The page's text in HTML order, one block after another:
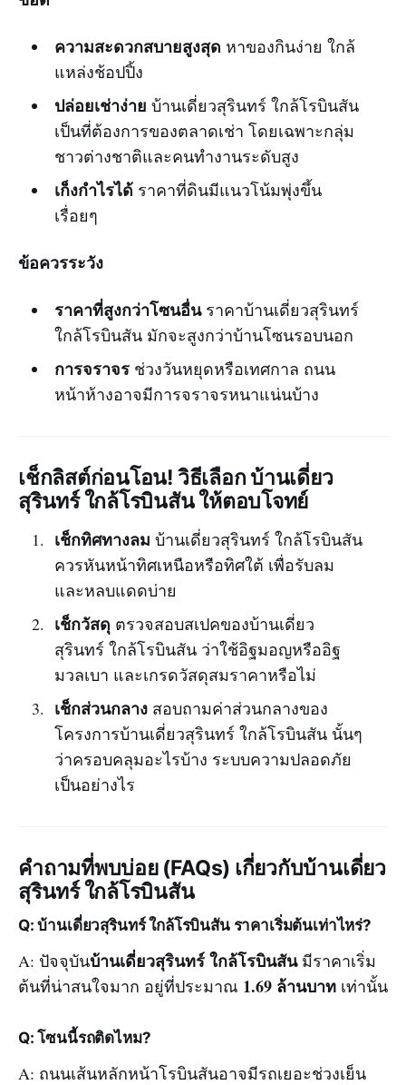
ความสะดวกสบายสูงสุด หาของกินง่าย ใกล้
แหล่งช้อปปิ้ง
ปล่อยเช่าง่าย บ้านเดี่ยวสุรินทร์ ใกล้โรบินสัน
เป็นที่ต้องการของตลาดเช่า โดยเฉพาะกลุ่ม
ชาวต่างชาติและคนทำงานระดับสูง
เก็งกำไรได้ ราคาที่ดินมีแนวโน้มพุ่งขึ้น
เรื่อยๆ
ข้อควรระวัง
ราคาที่สูงกว่าโซนอื่น ราคาบ้านเดี่ยวสุรินทร์
ใกล้โรบินสัน มักจะสูงกว่าบ้านโซนรอบนอก
การจราจร ช่วงวันหยุดหรือเทศกาล ถนน
หน้าห้างอาจมีการจราจรหนาแน่นบ้าง
เช็กลิสต์ก่อนโอน! วิธีเลือก บ้านเดี่ยว
สุรินทร์ ใกล้โรบินสัน ให้ตอบโจทย์
เช็กทิศทางลม บ้านเดี่ยวสุรินทร์ ใกล้โรบินสัน
ควรหันหน้าทิศเหนือหรือทิศใต้ เพื่อรับลม
และหลบแดดบ่าย
เช็กวัสดุ ตรวจสอบสเปคของบ้านเดี่ยว
สุรินทร์ ใกล้โรบินสัน ว่าใช้อิฐมอญหรืออิฐ
มวลเบา และเกรดวัสดุสมราคาหรือไม่
เช็กส่วนกลาง สอบถามค่าส่วนกลางของ
โครงการบ้านเดี่ยวสุรินทร์ ใกล้โรบินสัน นั้นๆ
ว่าครอบคลุมอะไรบ้าง ระบบความปลอดภัย
เป็นอย่างไร
คำถามที่พบบ่อย (FAQs) เกี่ยวกับบ้านเดี่ยว
สุรินทร์ ใกล้โรบินสัน
Q: บ้านเดี่ยวสุรินทร์ ใกล้โรบินสัน ราคาเริ่มต้นเท่าไหร่?
A: ปัจจุบันบ้านเดี่ยวสุรินทร์ ใกล้โรบินสันมีราคาเริ่ม
ต้นที่น่าสนใจมาก อยู่ที่ประมาณ 1.69 ล้านบาท เท่านั้น
Q: โซนนี้รถติดไหม?
A: ถนนเส้นหลักหน้าโรบินสันอาจมีรถเยอะช่วงเย็น